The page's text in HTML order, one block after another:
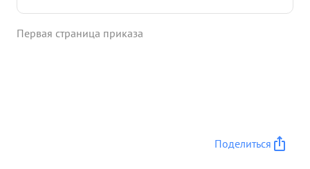
рубежа - дер. Курхино до подхода наших
Первая страница приказа
Поделиться